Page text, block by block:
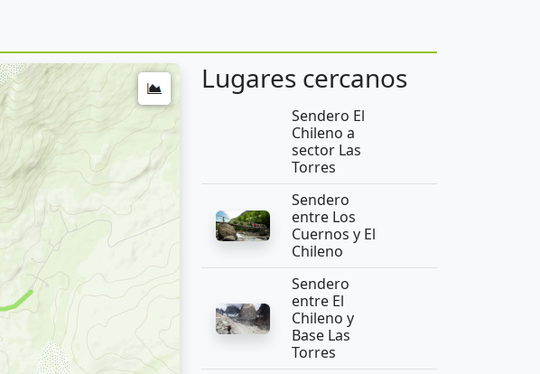
Lugares cercanos
Sendero El
Chileno a
sector Las
Torres
Sendero
entre Los
Cuernos y El
Chileno
Sendero
entre El
Chileno y
Base Las
Torres